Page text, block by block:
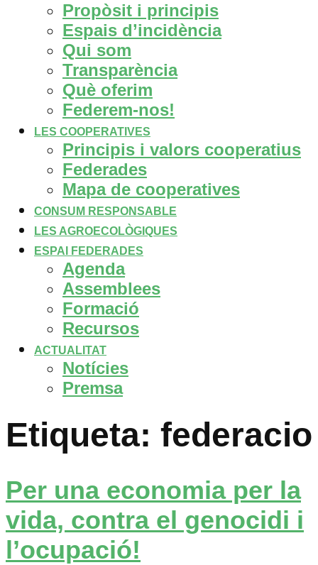
Propòsit i principis
Espais d’incidència
Qui som
Transparència
Què oferim
Federem-nos!
LES COOPERATIVES
Principis i valors cooperatius
Federades
Mapa de cooperatives
CONSUM RESPONSABLE
LES AGROECOLÒGIQUES
ESPAI FEDERADES
Agenda
Assemblees
Formació
Recursos
ACTUALITAT
Notícies
Premsa
Etiqueta: federacio
Per una economia per la
vida, contra el genocidi i
l’ocupació!